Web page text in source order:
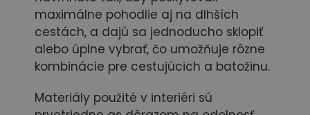
maximálne pohodlie aj na dlhších
cestách, a dajú sa jednoducho sklopiť
alebo úplne vybrať, čo umožňuje rôzne
kombinácie pre cestujúcich a batožinu.
Materiály použité v interiéri sú